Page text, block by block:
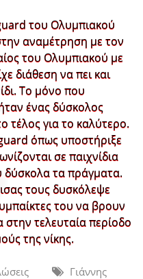
του Ολυμπιακού
αναμέτρηση με τον
του Ολυμπιακού με
διάθεση να πει και
Το μόνο που
ένας δύσκολος
τέλος για το καλύτερο.
όπως υποστήριξε
σε παιχνίδια
δύσκολα τα πράγματα.
τους δυσκόλεψε
του να βρουν
τελευταία περίοδο
της νίκης.
Γιάννης